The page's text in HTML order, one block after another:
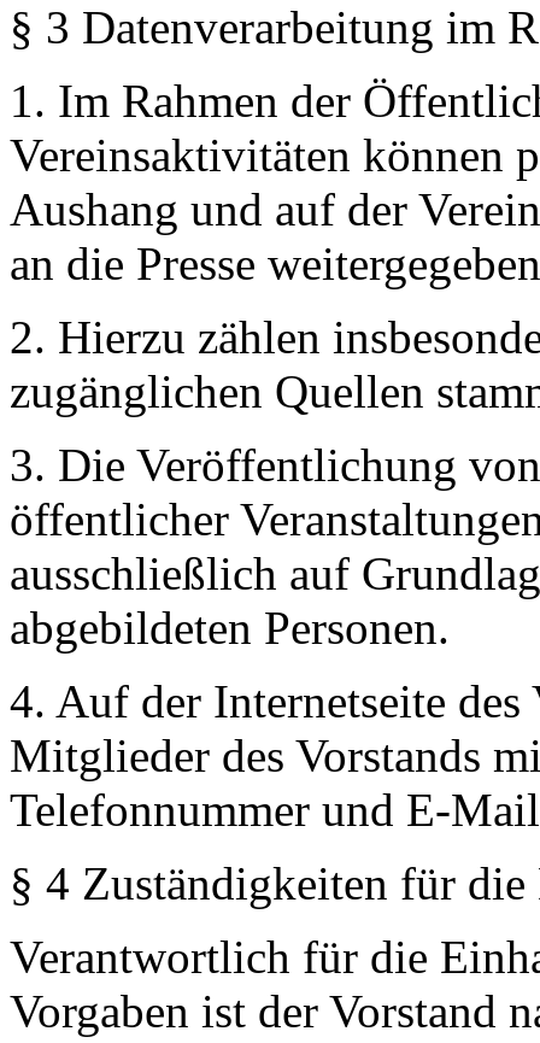
§ 3 Datenverarbeitung im
1. Im Rahmen der
Vereinsaktivitäten können
Aushang und auf der
an die Presse
2. Hierzu zählen
zugänglichen Quellen
3. Die Veröffentlichung
öffentlicher
ausschließlich auf
abgebildeten Personen.
4. Auf der Internetseite des
Mitglieder des Vorstands
Telefonnummer und E-
§ 4 Zuständigkeiten für
Verantwortlich für die
Vorgaben ist der Vorstand